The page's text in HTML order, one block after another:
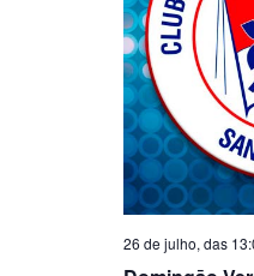
26 de julho, das